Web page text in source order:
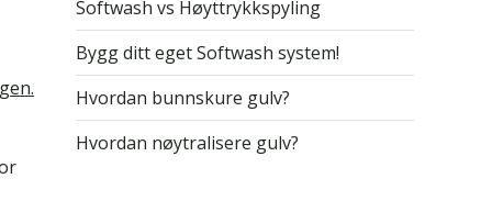
Softwash vs Høyttrykkspyling
Bygg ditt eget Softwash system!
Hvordan bunnskure gulv?
Hvordan nøytralisere gulv?